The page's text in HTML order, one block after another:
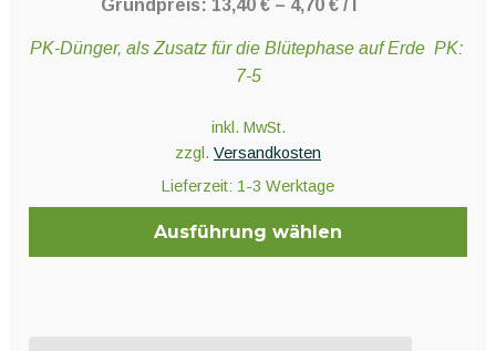
Grundpreis: 13,40€ – 4,70€ /
PK-Dünger, als Zusatz für die Blütephase auf Erde PK:
7-5
inkl. MwSt.
zzgl. Versandkosten
Lieferzeit: 1-3 Werktage
Ausführung wählen